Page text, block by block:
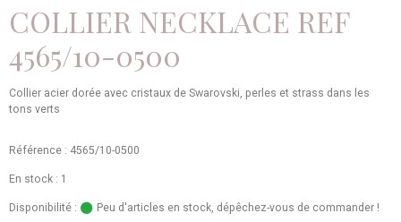
COLLIER NECKLACE REF
4565/10-0500
Collier acier dorée avec cristaux de Swarovski, perles et strass dans les
tons verts
Référence : 4565/10-0500
En stock : 1
Disponibilité : Peu d'articles en stock, dépêchez-vous de commander !